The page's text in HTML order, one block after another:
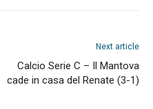
Next article
Calcio Serie C – Il Mantova
cade in casa del Renate (3-1)